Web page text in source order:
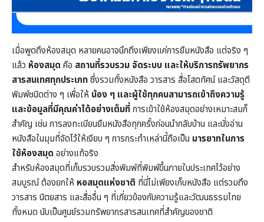
เมื่อพูดถึงห้องสมุด หลายคนอาจนึกถึงเพียงแค่การยืมหนังสือ แต่จริง ๆ
แล้ว ห้องสมุด คือ สถานที่รวบรวม จัดระบบ และให้บริการทรัพยากร
สารสนเทศทุกประเภทซึ่งรวมทั้งหนังสือ วารสาร สื่อโสตทัศน์ และวัสดุตี
พิมพ์ชนิดต่าง ๆ เพื่อให้ น้อง ๆ และผู้ใช้ทุกคนสามารถเข้าถึงความรู้
และข้อมูลที่มีคุณค่าได้อย่างเต็มที่การเข้าใช้ห้องสมุดอย่างเหมาะสมก็
สำคัญ เช่น การลงทะเบียนยืมหนังสือทุกครั้งก่อนนำกลับบ้าน และนั่งอ่าน
หนังสือในมุมที่จัดไว้ให้เงียบ ๆ การกระทำเหล่านี้ถือเป็น มารยาทในการ
ใช้ห้องสมุด อย่างแท้จริง
สำหรับห้องสมุดที่เก็บรวบรวมสิ่งพิมพ์ที่พิมพ์ขึ้นภายในประเทศไว้อย่าง
สมบูรณ์ ต้องยกให้ หอสมุดแห่งชาติ ที่นี่ไม่เพียงเก็บหนังสือ แต่รวมถึง
วารสาร นิตยสาร และสื่ออื่น ๆ ที่เกี่ยวข้องกับความรู้และวัฒนธรรมไทย
ทั้งหมด นับเป็นศูนย์รวมทรัพยากรสารสนเทศที่สำคัญของชาติ